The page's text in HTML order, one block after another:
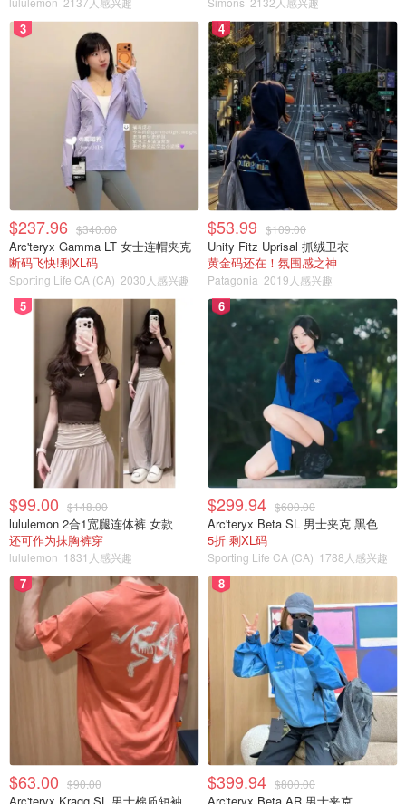
3
$237.96 $340.00
Arc'teryx Gamma LT 女士连帽夹克
断码飞快!剩XL码
Sporting Life CA (CA) 2030人感兴趣
4
$53.99 $109.00
Unity Fitz Uprisal 抓绒卫衣
黄金码还在！氛围感之神
Patagonia 2019人感兴趣
5
$99.00 $148.00
lululemon 2合1宽腿连体裤 女款
还可作为抹胸裤穿
lululemon 1831人感兴趣
6
$299.94 $600.00
Arc'teryx Beta SL 男士夹克 黑色
5折 剩XL码
Sporting Life CA (CA) 1788人感兴趣
7
$63.00 $90.00
8
$399.94 $800.00